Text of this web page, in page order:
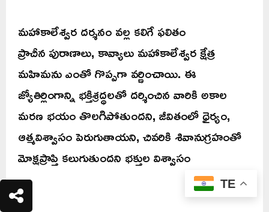
మహాకాలేశ్వర దర్శనం వల్ల కలిగే ఫలితం
ప్రాచీన పురాణాలు, కావ్యాలు మహాకాలేశ్వర క్షేత్ర
మహిమను ఎంతో గొప్పగా వర్ణించాయి. ఈ
జ్యోతిర్లింగాన్ని భక్తిశ్రద్ధలతో దర్శించిన వారికి అకాల
మరణ భయం తొలగిపోతుందని, జీవితంలో ధైర్యం,
ఆత్మవిశ్వాసం పెరుగుతాయని, చివరికి శివానుగ్రహంతో
మోక్షప్రాప్తి కలుగుతుందని భక్తుల విశ్వాసం
TE